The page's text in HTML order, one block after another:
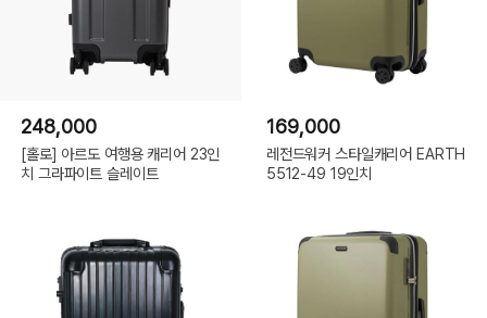
248,000
[홀로] 아르도 여행용 캐리어 23인
치 그라파이트 슬레이트
169,000
레전드워커 스타일캐리어 EARTH
5512-49 19인치